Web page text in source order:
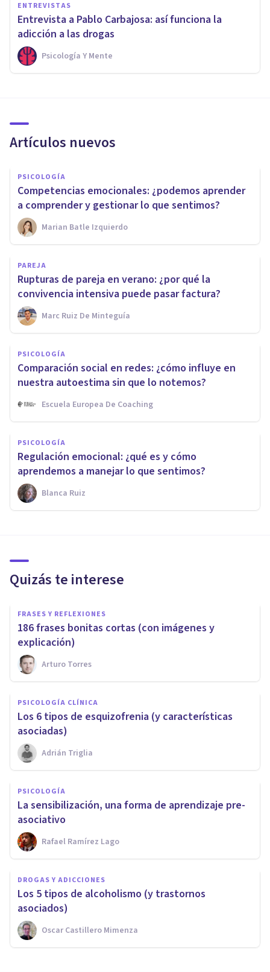
ENTREVISTAS
Entrevista a Pablo Carbajosa: así funciona la
adicción a las drogas
Psicología Y Mente
Artículos nuevos
PSICOLOGÍA
Competencias emocionales: ¿podemos aprender
a comprender y gestionar lo que sentimos?
Marian Batle Izquierdo
PAREJA
Rupturas de pareja en verano: ¿por qué la
convivencia intensiva puede pasar factura?
Marc Ruiz De Minteguía
PSICOLOGÍA
Comparación social en redes: ¿cómo influye en
nuestra autoestima sin que lo notemos?
Escuela Europea De Coaching
PSICOLOGÍA
Regulación emocional: ¿qué es y cómo
aprendemos a manejar lo que sentimos?
Blanca Ruiz
Quizás te interese
FRASES Y REFLEXIONES
186 frases bonitas cortas (con imágenes y
explicación)
Arturo Torres
PSICOLOGÍA CLÍNICA
​Los 6 tipos de esquizofrenia (y características
asociadas)
Adrián Triglia
PSICOLOGÍA
La sensibilización, una forma de aprendizaje pre-
asociativo
Rafael Ramírez Lago
DROGAS Y ADICCIONES
Los 5 tipos de alcoholismo (y trastornos
asociados)
Oscar Castillero Mimenza